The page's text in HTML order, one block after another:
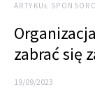
ARTYKUŁ
zabrać się
19/09/2023